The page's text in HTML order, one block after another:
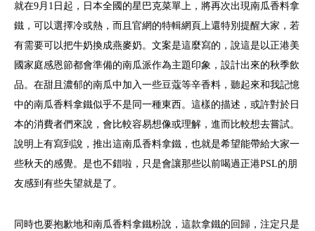
就在9月1日起，日本全國的星巴克菜單上，將再次出現南瓜香料拿
鐵，可以選擇冷或熱，而且官網的特輯網頁上還特別提醒大家，若
有需要可以把牛奶換成燕麥奶。文案是這麼寫的，說這是以正港美
國家庭感恩節都會準備的南瓜派作為主題印象，設計出來的秋季飲
品。在甜且濃郁的南瓜中加入一些豆蔻等辛香料，聽起來和我記憶
中的南瓜香料拿鐵似乎不是同一種東西。這樣的描述，或許對於日
本的消費者們來說，會比較容易想像或理解，進而比較想去嘗試。
說明上有寫到說，推出這南瓜香料拿鐵，也就是希望能帶給大家一
些秋天的感覺。是也不錯啦，只是會讓那些以前喝過正港PSL的朋
友感到有些失望就是了。
同時也要抱歉地和南瓜香料拿鐵粉說，這款拿鐵的回歸，注定只是